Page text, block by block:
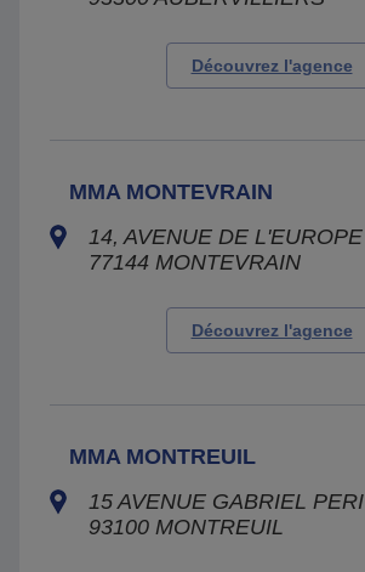
Découvrez l'agence
MMA MONTEVRAIN
14, AVENUE DE L'EUROPE
77144 MONTEVRAIN
Découvrez l'agence
MMA MONTREUIL
15 AVENUE GABRIEL PERI
93100 MONTREUIL